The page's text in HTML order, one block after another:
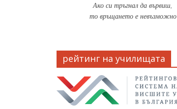
Ако си тръгнал да вървиш,
то връщането е невъзможно
рейтинг на училищата